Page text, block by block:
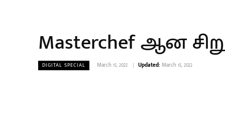
Masterchef ஆன
DIGITAL SPECIAL March 15, 2022 Updated: March 15, 2022